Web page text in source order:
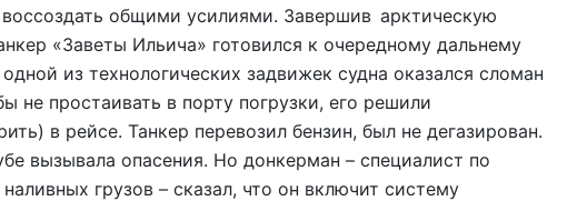
воссоздать общими усилиями. Завершив арктическую
«Заветы Ильича» готовился к очередному дальнему
из технологических задвижек судна оказался сломан
не простаивать в порту погрузки, его решили
в рейсе. Танкер перевозил бензин, был не дегазирован.
вызывала опасения. Но донкерман – специалист по
грузов – сказал, что он включит систему